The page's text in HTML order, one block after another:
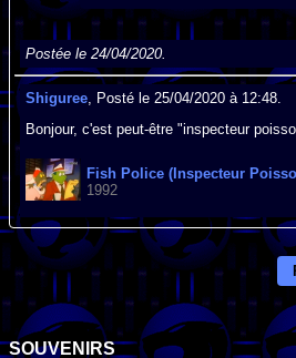
Postée le 24/04/2020.
Shiguree, Posté le 25/04/2020 à 12:48.
Bonjour, c'est peut-être "inspecteur
Fish Police (Inspecteur
1992
SOUVENIRS